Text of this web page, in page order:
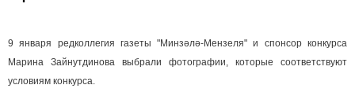
9 января редколлегия газеты "Минзәлә-Мензеля" и спонсор конкурса
Марина Зайнутдинова выбрали фотографии, которые соответствуют
условиям конкурса.